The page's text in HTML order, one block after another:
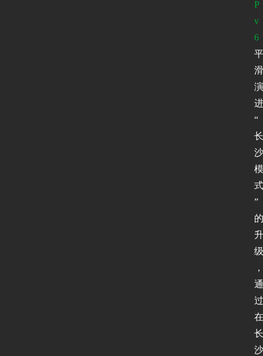
P
v
6
平
滑
演
进
“
长
沙
模
式
”
的
升
级
，
通
过
在
长
沙